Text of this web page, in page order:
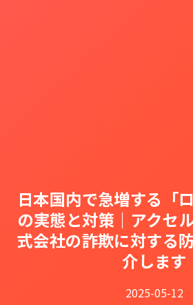
日本国内で急増する「
の実態と対策｜アクセ
式会社の詐欺に対する
介します
2025-05-12